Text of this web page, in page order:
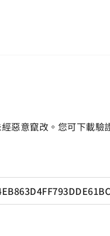
惡意竄改。您可下載